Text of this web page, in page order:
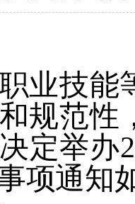
业技能
规范性
定举办
项通知